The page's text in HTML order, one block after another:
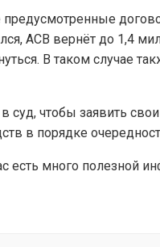
предусмотренные
АСВ вернёт до 1,4
В таком случае
чтобы заявить
в порядке
много полезной